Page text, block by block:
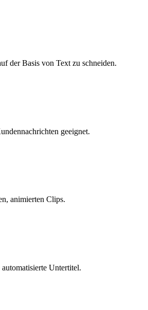
der Basis von Text zu schneiden.
geeignet.
animierten Clips.
Untertitel.